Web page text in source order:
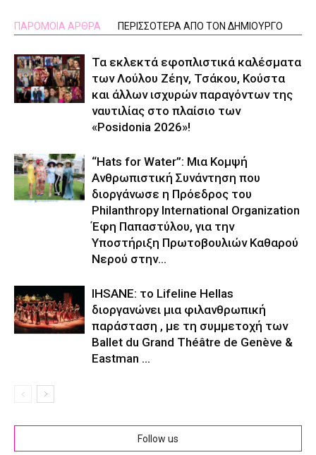
ΠΑΡΟΜΟΙΑ ΑΡΘΡΑ ΠΕΡΙΣΣΟΤΕΡΑ ΑΠΟ ΤΟΝ ΔΗΜΙΟΥΡΓΟ
Τα εκλεκτά εφοπλιστικά καλέσματα
των Λούλου Ζέην, Τσάκου, Κούστα
και άλλων ισχυρών παραγόντων της
ναυτιλίας στο πλαίσιο των
«Posidonia 2026»!
“Hats for Water”: Μια Κομψή
Ανθρωπιστική Συνάντηση που
διοργάνωσε η Πρόεδρος του
Philanthropy International Organization
Έφη Παπαστύλου, για την
Υποστήριξη Πρωτοβουλιών Καθαρού
Νερού στην...
IHSANE: το Lifeline Hellas
διοργανώνει μια φιλανθρωπική
παράσταση , με τη συμμετοχή των
Ballet du Grand Théâtre de Genève &
Eastman ...
Follow us